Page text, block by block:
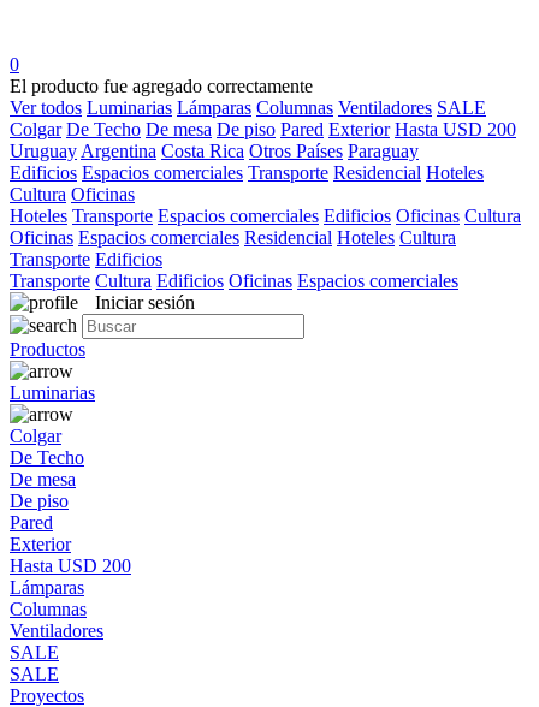
0
El producto fue agregado correctamente
Ver todos Luminarias Lámparas Columnas Ventiladores SALE
Colgar De Techo De mesa De piso Pared Exterior Hasta USD 200
Uruguay Argentina Costa Rica Otros Países Paraguay
Edificios Espacios comerciales Transporte Residencial Hoteles
Cultura Oficinas
Hoteles Transporte Espacios comerciales Edificios Oficinas Cultura
Oficinas Espacios comerciales Residencial Hoteles Cultura
Transporte Edificios
Transporte Cultura Edificios Oficinas Espacios comerciales
Iniciar sesión
Productos
Luminarias
Colgar
De Techo
De mesa
De piso
Pared
Exterior
Hasta USD 200
Lámparas
Columnas
Ventiladores
SALE
SALE
Proyectos